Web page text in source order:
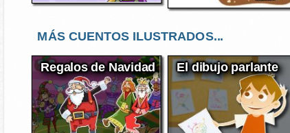
MÁS CUENTOS ILUSTRADOS...
Regalos de Navidad El dibujo parlante